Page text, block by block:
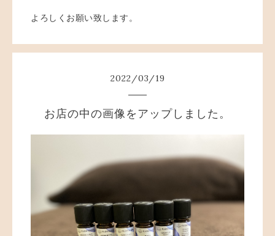
よろしくお願い致します。
2022/03/19
お店の中の画像をアップしました。